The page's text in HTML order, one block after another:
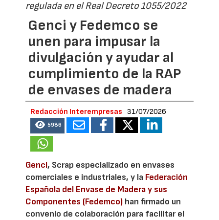
regulada en el Real Decreto 1055/2022
Genci y Fedemco se
unen para impusar la
divulgación y ayudar al
cumplimiento de la RAP
de envases de madera
Redacción Interempresas 31/07/2026
5986
Genci, Scrap especializado en envases
comerciales e industriales, y la Federación
Española del Envase de Madera y sus
Componentes (Fedemco) han firmado un
convenio de colaboración para facilitar el